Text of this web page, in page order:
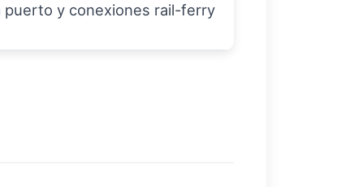
puerto y conexiones rail-ferry